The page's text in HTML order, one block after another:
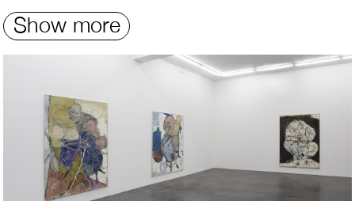
Show more